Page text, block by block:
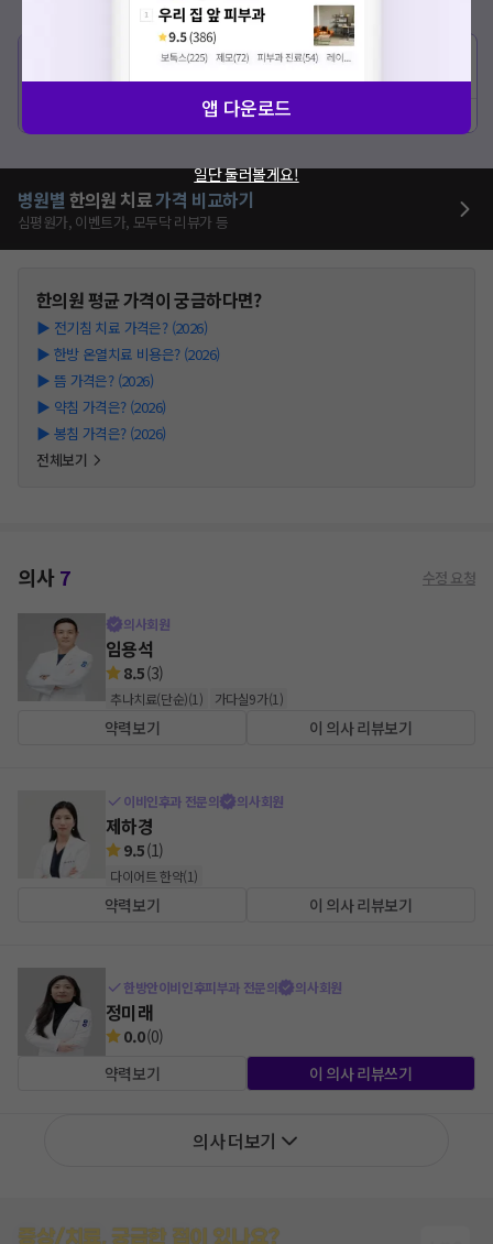
정상가
가다실
60만원 51만 9000원
상세보기
병원별 한의원 치료가격 비교하기
심평원가, 이벤트가, 모두닥 리뷰가 등
한의원평균 가격이 궁금하다면?
▶ 전기침 치료 가격은? (2026)
▶ 한방 온열치료 비용은? (2026)
▶ 뜸 가격은? (2026)
▶ 약침 가격은? (2026)
▶ 봉침 가격은? (2026)
전체보기
의사7 수정 요청
의사회원
임용석
8.5(3)
추나치료(단순)(1 ) 가다실9가(1 )
약력보기 이 의사 리뷰보기
이비인후과 전문의 의사회원
제하경
9.5(1)
다이어트 한약(1)
약력보기 이 의사 리뷰보기
한방안이비인후피부과 전문의 의사회원
정미래
0.0(0)
약력보기
이 의사 리뷰쓰기
의사 더보기
증상/치료, 궁금한 점이 있나요?
앱 다운로드
일단 둘러볼게요!